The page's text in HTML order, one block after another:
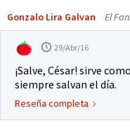
Gonzalo Lira Galvan El
29/Abr/16
¡Salve, César! sirve
siempre salvan el día.
Reseña completa